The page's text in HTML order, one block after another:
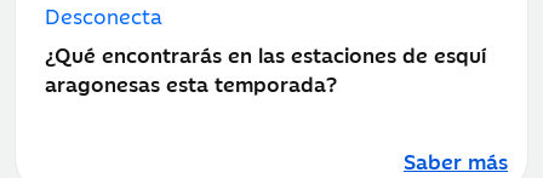
publicación:
Desconecta
¿Qué encontrarás en las estaciones de esquí
aragonesas esta temporada?
Saber más